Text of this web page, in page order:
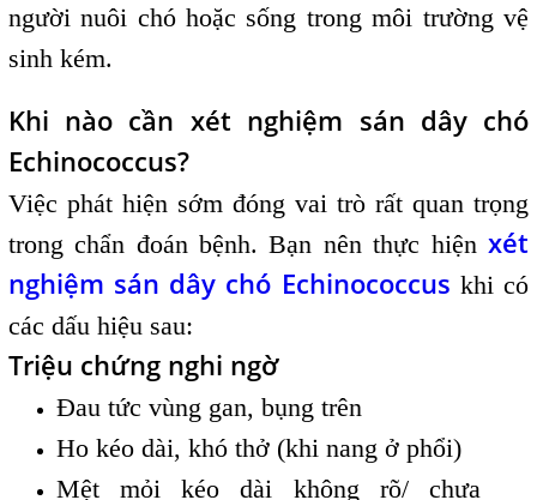
người nuôi chó hoặc sống trong môi trường vệ
sinh kém.
Khi nào cần xét nghiệm sán dây chó
Echinococcus?
Việc phát hiện sớm đóng vai trò rất quan trọng
trong chẩn đoán bệnh. Bạn nên thực hiệnxét
nghiệm sán dây chó Echinococcus khi có
các dấu hiệu sau:
Triệu chứng nghi ngờ
Đau tức vùng gan, bụng trên
Ho kéo dài, khó thở (khi nang ở phổi)
Mệt mỏi kéo dài không rõ/ chưa